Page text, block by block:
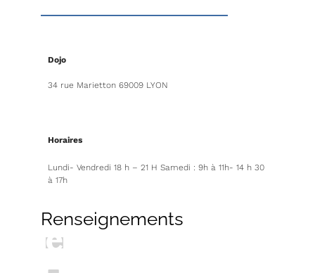
Dojo
34 rue Marietton 69009 LYON
Horaires
Lundi- Vendredi 18 h – 21 H Samedi : 9h à 11h- 14 h 30
à 17h
Renseignements